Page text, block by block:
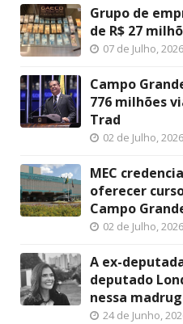
Grupo de
de R$ 27
07 de Julho, 2026
Campo
776 milhões
Trad
02 de Julho, 2026
MEC
oferecer
Campo
02 de Julho, 2026
A ex-
deputado
nessa
24 de Junho,